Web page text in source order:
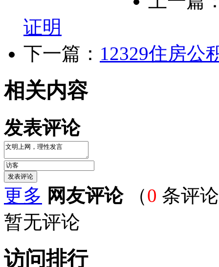
证明
下一篇： 12329住房公
相关内容
发表评论
更多 网友评论（0 条评
暂无评论
访问排行